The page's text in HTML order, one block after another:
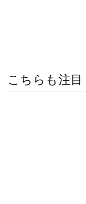
こちらも注目